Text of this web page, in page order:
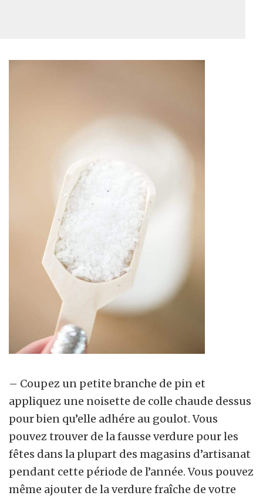
– Coupez un petite branche de pin et
appliquez une noisette de colle chaude dessus
pour bien qu’elle adhére au goulot. Vous
pouvez trouver de la fausse verdure pour les
fêtes dans la plupart des magasins d’artisanat
pendant cette période de l’année. Vous pouvez
même ajouter de la verdure fraîche de votre